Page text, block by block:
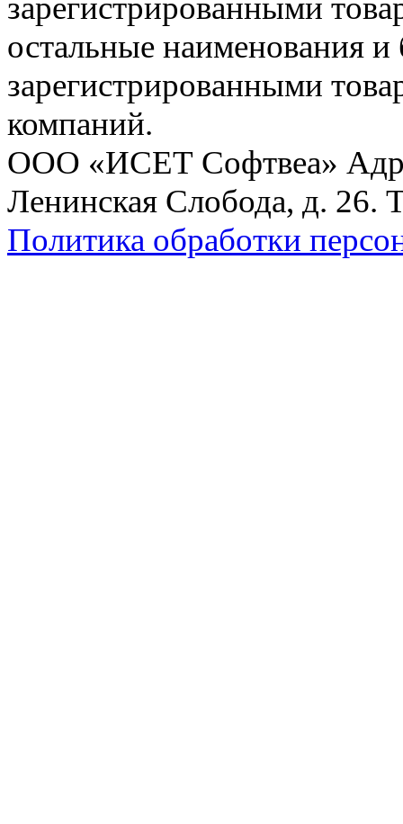
зарегистрированными
остальные наименования
зарегистрированными
компаний.
ООО «ИСЕТ Софтвеа»
Ленинская Слобода, д. 26.
Политика обработки